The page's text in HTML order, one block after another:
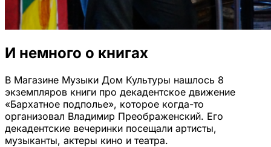
И немного о книгах
В Магазине Музыки Дом Культуры нашлось 8
экземпляров книги про декадентское движение
«Бархатное подполье», которое когда-то
организовал Владимир Преображенский. Его
декадентские вечеринки посещали артисты,
музыканты, актеры кино и театра.